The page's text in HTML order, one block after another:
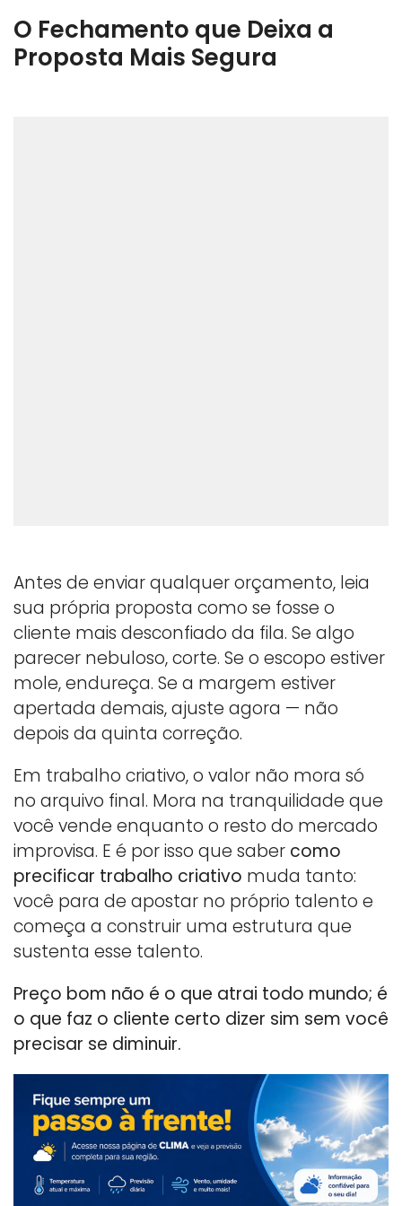
O Fechamento que Deixa a
Proposta Mais Segura
Antes de enviar qualquer orçamento, leia
sua própria proposta como se fosse o
cliente mais desconfiado da fila. Se algo
parecer nebuloso, corte. Se o escopo estiver
mole, endureça. Se a margem estiver
apertada demais, ajuste agora — não
depois da quinta correção.
Em trabalho criativo, o valor não mora só
no arquivo final. Mora na tranquilidade que
você vende enquanto o resto do mercado
improvisa. E é por isso que saber como
precificar trabalho criativo muda tanto:
você para de apostar no próprio talento e
começa a construir uma estrutura que
sustenta esse talento.
Preço bom não é o que atrai todo mundo; é
o que faz o cliente certo dizer sim sem você
precisar se diminuir.